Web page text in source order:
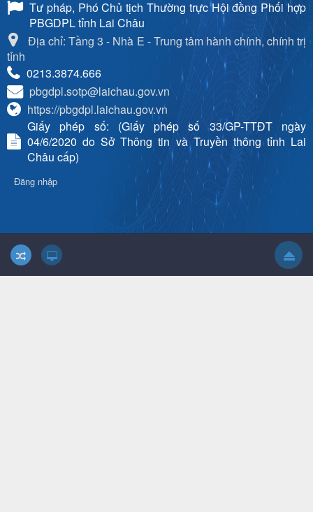
Tư pháp, Phó Chủ tịch Thường trực Hội đồng Phối hợp
PBGDPL tỉnh Lai Châu
Địa chỉ: Tầng 3 - Nhà E - Trung tâm hành chính, chính trị
tỉnh
0213.3874.666
pbgdpl.sotp@laichau.gov.vn
https://pbgdpl.laichau.gov.vn
Giấy phép số: (Giấy phép số 33/GP-TTĐT ngày
04/6/2020 do Sở Thông tin và Truyền thông tỉnh Lai
Châu cấp)
Đăng nhập